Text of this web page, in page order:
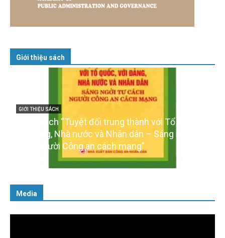
Giới thiệu sách
GIỚI THIỆU SÁCH
Ra mắt ba cuốn sách ảnh
của Đảng
16/01/2026
thành với Tổ quốc,
dân – Sáng ngời tư
Media